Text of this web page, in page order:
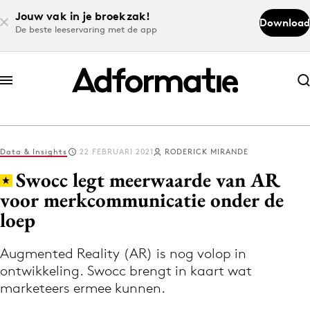
Jouw vak in je broekzak!
De beste leeservaring met de app
Download
Abonneer nu
Abonneer nu
Log in
Volg het laatste nieuws via de Adformatie
Nieuws app
Data & Insights 22 FEBRUARI 2021 RODERICK MIRANDE
Swocc legt meerwaarde van AR
voor merkcommunicatie onder de
loep
Augmented Reality (AR) is nog volop in
ontwikkeling. Swocc brengt in kaart wat
marketeers ermee kunnen.